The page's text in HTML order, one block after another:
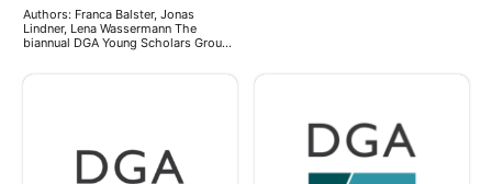
Authors: Franca Balster, Jonas
Lindner, Lena Wassermann The
biannual DGA Young Scholars Group
2022 in Wuerzburg. Young
relevant for doing research in …
Wende 1987 gewählt. Die Wahl steht
Rahmenbedingungen. Beispielsweise
wirft der Krieg in …